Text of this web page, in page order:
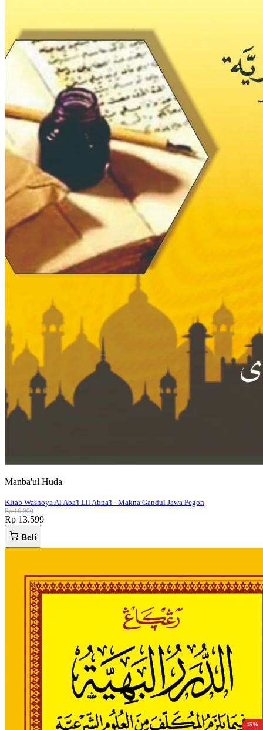
15%
15%
Manba'ul Huda
Kitab Washoya Al Aba'i Lil Abna'i - Makna Gandul Jawa Pegon
Rp 16.000
Rp 13.599
Beli
15%
15%
15%